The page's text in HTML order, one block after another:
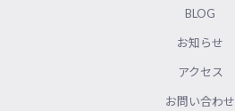
BLOG
お知らせ
アクセス
お問い合わせ